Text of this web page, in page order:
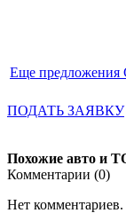
Еще предложения
ПОДАТЬ ЗАЯВКУ
Похожие авто и
Комментарии (0)
Нет